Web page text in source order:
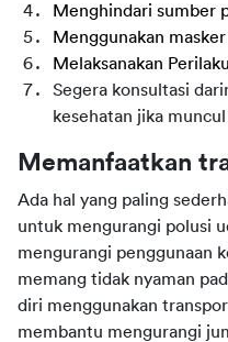
Menghindari sumber
Menggunakan
Melaksanakan
Segera konsultasi
kesehatan jika
Memanfaatkan
Ada hal yang paling
untuk mengurangi polusi
mengurangi penggunaan
memang tidak nyaman
diri menggunakan
membantu mengurangi